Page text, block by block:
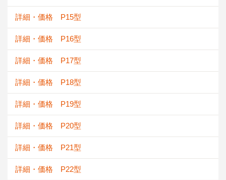
詳細・価格 P15型
詳細・価格 P16型
詳細・価格 P17型
詳細・価格 P18型
詳細・価格 P19型
詳細・価格 P20型
詳細・価格 P21型
詳細・価格 P22型